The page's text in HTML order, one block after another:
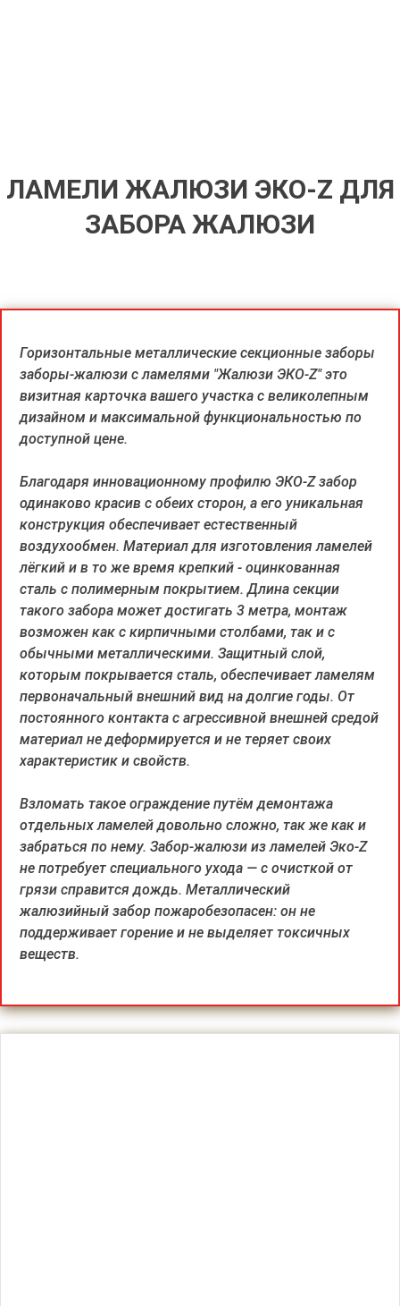
ЛАМЕЛИ ЖАЛЮЗИ ЭКО-Z ДЛЯ
ЗАБОРА ЖАЛЮЗИ
Горизонтальные металлические секционные заборы
заборы-жалюзи с ламелями "Жалюзи ЭКО-Z" это
визитная карточка вашего участка с великолепным
дизайном и максимальной функциональностью по
доступной цене.
Благодаря инновационному профилю ЭКО-Z забор
одинаково красив с обеих сторон, а его уникальная
конструкция обеспечивает естественный
воздухообмен. Материал для изготовления ламелей
лёгкий и в то же время крепкий - оцинкованная
сталь с полимерным покрытием. Длина секции
такого забора может достигать 3 метра, монтаж
возможен как с кирпичными столбами, так и с
обычными металлическими. Защитный слой,
которым покрывается сталь, обеспечивает ламелям
первоначальный внешний вид на долгие годы. От
постоянного контакта с агрессивной внешней средой
материал не деформируется и не теряет своих
характеристик и свойств.
Взломать такое ограждение путём демонтажа
отдельных ламелей довольно сложно, так же как и
забраться по нему. Забор-жалюзи из ламелей Эко-Z
не потребует специального ухода — с очисткой от
грязи справится дождь. Металлический
жалюзийный забор пожаробезопасен: он не
поддерживает горение и не выделяет токсичных
веществ.